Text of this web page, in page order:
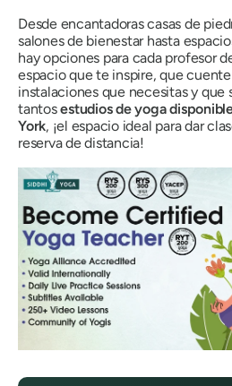
Desde encantadoras casas de
salones de bienestar hasta
hay opciones para cada profesor
espacio que te inspire, que
instalaciones que necesitas y que
tantosestudios de yoga
York, ¡el espacio ideal para dar
reserva de distancia!